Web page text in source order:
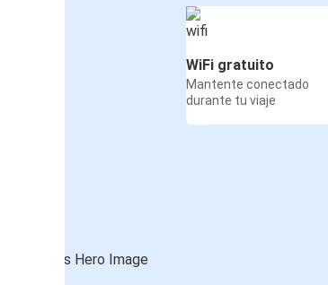
WiFi gratuito
Mantente conectado
durante tu viaje